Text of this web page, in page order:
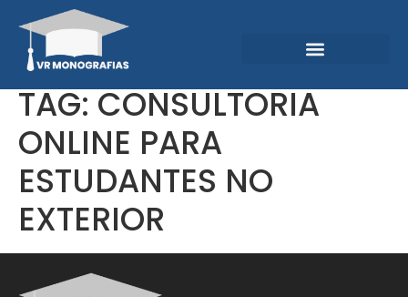
TAG:CONSULTORIA
ONLINE PARA
ESTUDANTES NO
EXTERIOR